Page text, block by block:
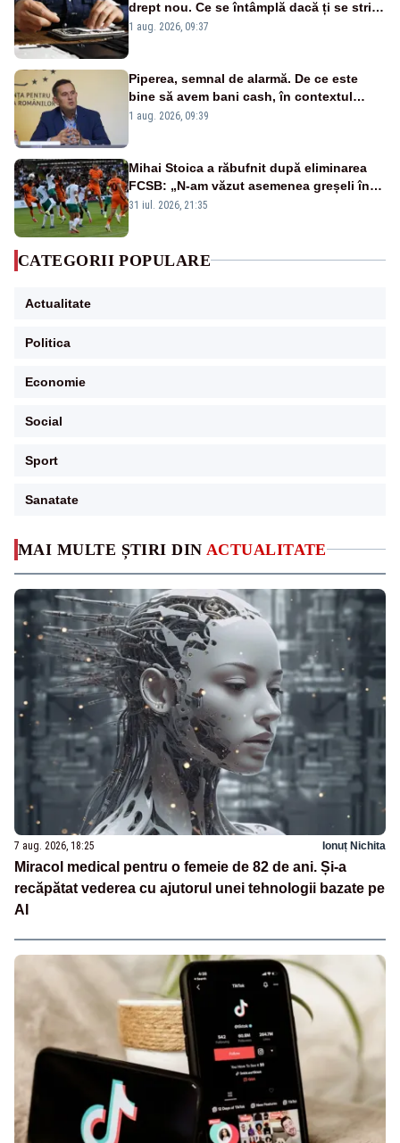
MAI MULTE ȘTIRI DIN ACTUALITATE
7 aug. 2026, 18:25 Ionuț Nichita
Miracol medical pentru o femeie de 82 de ani. Și-a
recăpătat vederea cu ajutorul unei tehnologii bazate pe
AI
drept nou. Ce se întâmplă dacă ți se strică
un produs
1 aug. 2026, 09:37
Piperea, semnal de alarmă. De ce este
bine să avem bani cash, în contextul
alertei energetice?
1 aug. 2026, 09:39
Mihai Stoica a răbufnit după eliminarea
FCSB: „N-am văzut asemenea greșeli în
190 de meciuri europene”
31 iul. 2026, 21:35
CATEGORII POPULARE
Actualitate
Politica
Economie
Social
Sport
Sanatate